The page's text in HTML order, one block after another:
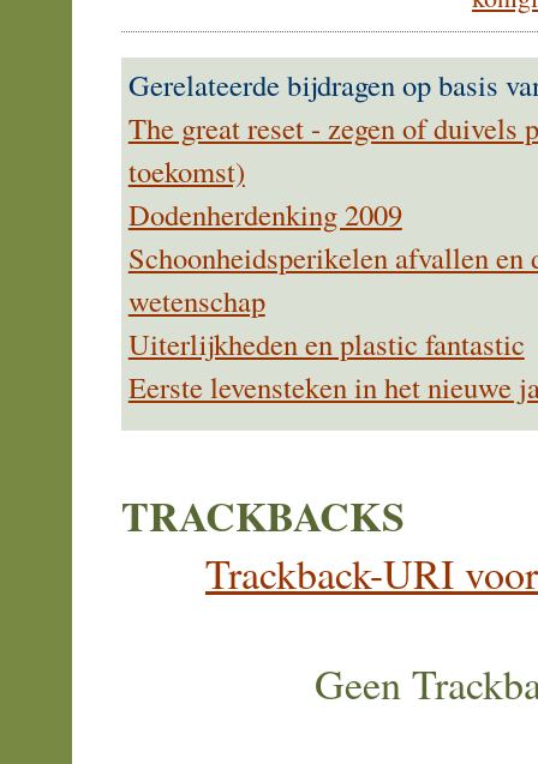
Gerelateerde bijdragen op basis
The great reset - zegen of duivels
toekomst)
Dodenherdenking 2009
Schoonheidsperikelen afvallen en
wetenschap
Uiterlijkheden en plastic fantastic
Eerste levensteken in het nieuwe
TRACKBACKS
Trackback-URI
Geen